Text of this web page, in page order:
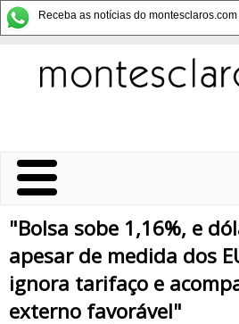
Receba as notícias do
"Bolsa sobe 1,16%, e
apesar de medida dos
ignora tarifaço e
externo favorável"